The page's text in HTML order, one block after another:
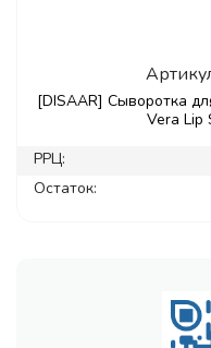
[DISAAR] Сыворотка
Vera Lip
РРЦ:
Остаток: